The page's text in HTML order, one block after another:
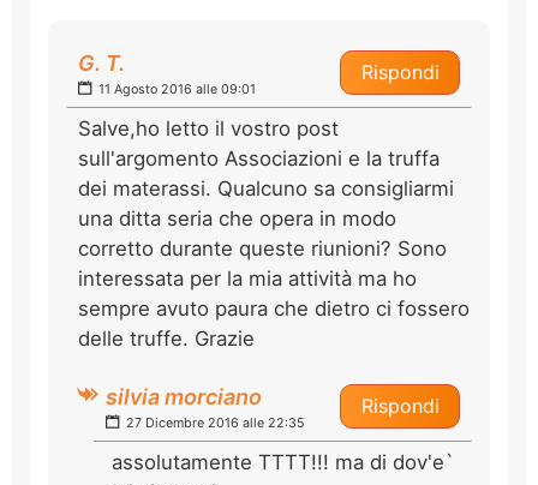
Rispondi
G. T.
11 Agosto 2016 alle 09:01
Salve,ho letto il vostro post
sull'argomento Associazioni e la truffa
dei materassi. Qualcuno sa consigliarmi
una ditta seria che opera in modo
corretto durante queste riunioni? Sono
interessata per la mia attività ma ho
sempre avuto paura che dietro ci fossero
delle truffe. Grazie
Rispondi
silvia morciano
27 Dicembre 2016 alle 22:35
assolutamente TTTT!!! ma di dov'e`